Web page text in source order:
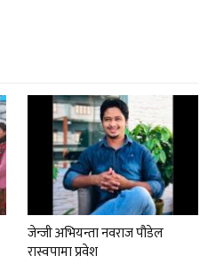
जेन्जी अभियन्ता नवराज पौडेल
रास्वपामा प्रवेश